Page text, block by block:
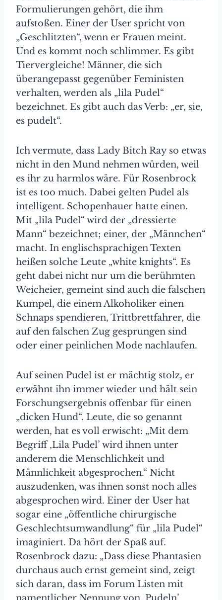
Formulierungen gehört, die ihm
aufstoßen. Einer der User spricht von
„Geschlitzten“, wenn er Frauen meint.
Und es kommt noch schlimmer. Es gibt
Tiervergleiche! Männer, die sich
überangepasst gegenüber Feministen
verhalten, werden als „lila Pudel“
bezeichnet. Es gibt auch das Verb: „er, sie,
es pudelt“.
Ich vermute, dass Lady Bitch Ray so etwas
nicht in den Mund nehmen würden, weil
es ihr zu harmlos wäre. Für Rosenbrock
ist es too much. Dabei gelten Pudel als
intelligent. Schopenhauer hatte einen.
Mit „lila Pudel“ wird der „dressierte
Mann“ bezeichnet; einer, der „Männchen“
macht. In englischsprachigen Texten
heißen solche Leute „white knights“. Es
geht dabei nicht nur um die berühmten
Weicheier, gemeint sind auch die falschen
Kumpel, die einem Alkoholiker einen
Schnaps spendieren, Trittbrettfahrer, die
auf den falschen Zug gesprungen sind
oder einer peinlichen Mode nachlaufen.
Auf seinen Pudel ist er mächtig stolz, er
erwähnt ihn immer wieder und hält sein
Forschungsergebnis offenbar für einen
„dicken Hund“. Leute, die so genannt
werden, hat es voll erwischt: „Mit dem
Begriff ‚Lila Pudel’ wird ihnen unter
anderem die Menschlichkeit und
Männlichkeit abgesprochen.“ Nicht
auszudenken, was ihnen sonst noch alles
abgesprochen wird. Einer der User hat
sogar eine „öffentliche chirurgische
Geschlechtsumwandlung“ für „lila Pudel“
imaginiert. Da hört der Spaß auf.
Rosenbrock dazu: „Dass diese Phantasien
durchaus auch ernst gemeint sind, zeigt
sich daran, dass im Forum Listen mit